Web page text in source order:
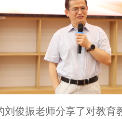
俊振老师分享了对教